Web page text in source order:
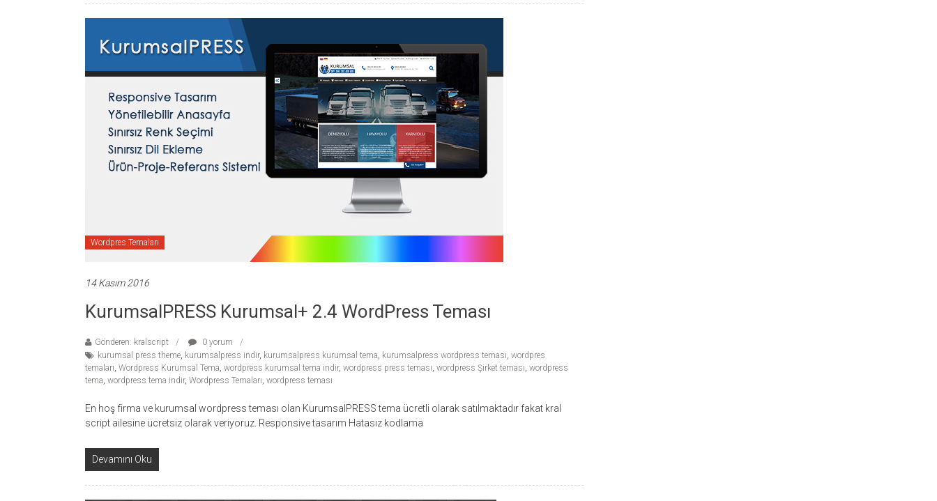
Wordpres Temaları
14 Kasım 2016
KurumsalPRESS Kurumsal+ 2.4 WordPress Teması
Gönderen: kralscript
0 yorum
kurumsal press theme, kurumsalpress indir, kurumsalpress kurumsal tema, kurumsalpress wordpress teması, wordpres
temaları, Wordpress Kurumsal Tema, wordpress kurumsal tema indir, wordpress press teması, wordpress Şirket teması, wordpress
tema, wordpress tema indir, Wordpress Temaları, wordpress teması
En hoş firma ve kurumsal wordpress teması olan KurumsalPRESS tema ücretli olarak satılmaktadır fakat kral
script ailesine ücretsiz olarak veriyoruz. Responsive tasarım Hatasız kodlama
Devamını Oku